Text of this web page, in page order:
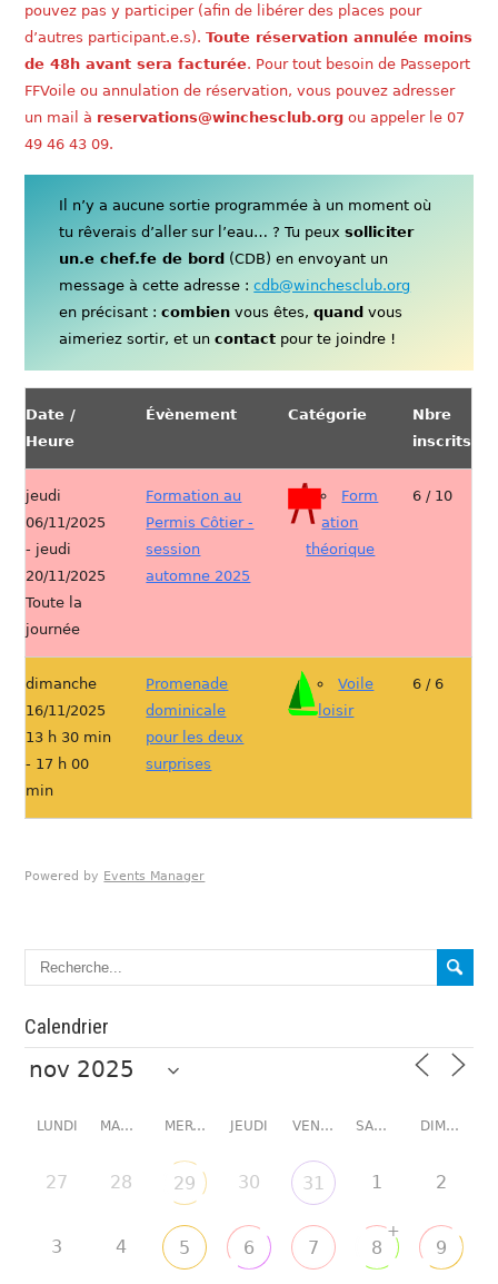
pouvez pas y participer (afin de libérer des places pour
d’autres participant.e.s).Toute réservation annulée moins
de 48h avant sera facturée. Pour tout besoin de Passeport
FFVoile ou annulation de réservation, vous pouvez adresser
un mail à reservations@winchesclub.org ou appeler le 07
49 46 43 09.
Il n’y a aucune sortie programmée à un moment où
tu rêverais d’aller sur l’eau… ? Tu peuxsolliciter
un.e chef.fe de bord (CDB) en envoyant un
message à cette adresse :cdb@winchesclub.org
en précisant :combien vous êtes,quand vous
aimeriez sortir, et uncontact pour te joindre !
Date /
Heure
Évènement Catégorie
Nbre
inscrits
jeudi
06/11/2025
- jeudi
20/11/2025
Toute la
journée
Formation au
Permis Côtier -
session
automne 2025
Form
ation
théorique
6 / 10
dimanche
16/11/2025
13 h 30 min
- 17 h 00
min
Promenade
dominicale
pour les deux
surprises
Voile
loisir
6 / 6
Powered by Events Manager
Calendrier
LUNDI MARDI MERCREDI JEUDI VENDREDI SAMEDI DIMANCHE
27 28 29 30 31 1 2
3 4 5 6 7 8
+
9